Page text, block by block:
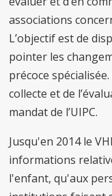
associations
L’objectif est de
pointer les
précoce spécialisée.
collecte et de
mandat de l’UIPC.
Jusqu'en 2014 le
informations
l'enfant, qu'aux